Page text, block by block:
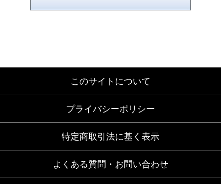
このサイトについて
プライバシーポリシー
特定商取引法に基く表示
よくある質問・お問い合わせ